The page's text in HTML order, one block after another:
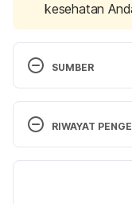
kesehatan
SUMBER
Dugdale, D.C.
https://
RIWAYAT